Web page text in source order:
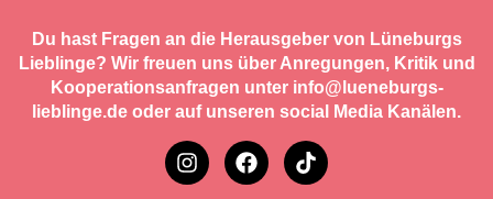
Du hast Fragen an die Herausgeber von Lüneburgs
Lieblinge? Wir freuen uns über Anregungen, Kritik und
Kooperationsanfragen unter info@lueneburgs-
lieblinge.de oder auf unseren social Media Kanälen.